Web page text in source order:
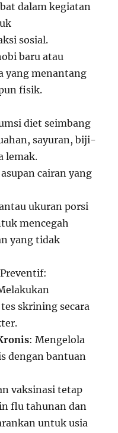
dalam kegiatan
sosial.
baru atau
yang menantang
fisik.
diet seimbang
sayuran, biji-
lemak.
cairan yang
ukuran porsi
mencegah
yang tidak
skrining secara
: Mengelola
dengan bantuan
vaksinasi tetap
flu tahunan dan
untuk usia